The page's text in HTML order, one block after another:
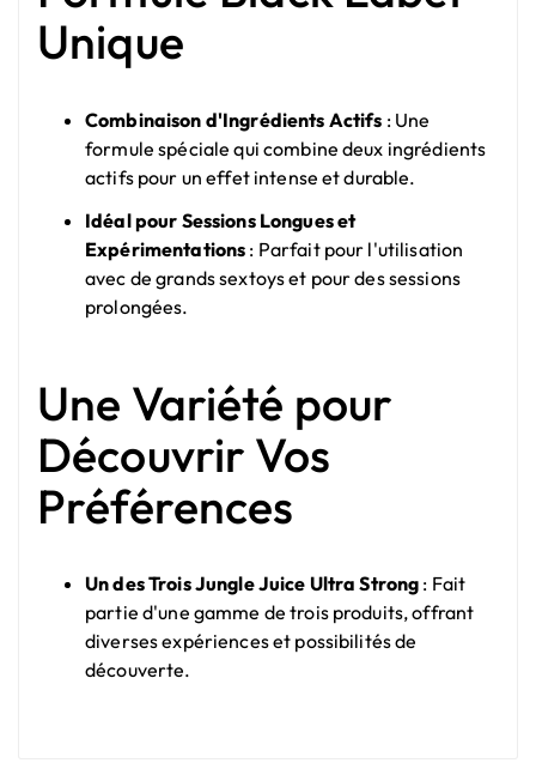
Unique
Combinaison d'Ingrédients Actifs : Une
formule spéciale qui combine deux ingrédients
actifs pour un effet intense et durable.
Idéal pour Sessions Longues et
Expérimentations : Parfait pour l'utilisation
avec de grands sextoys et pour des sessions
prolongées.
Une Variété pour
Découvrir Vos
Préférences
Un des Trois Jungle Juice Ultra Strong : Fait
partie d'une gamme de trois produits, offrant
diverses expériences et possibilités de
découverte.